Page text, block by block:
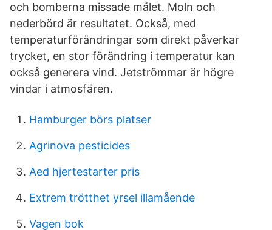
och bomberna missade målet. Moln och
nederbörd är resultatet. Också, med
temperaturförändringar som direkt påverkar
trycket, en stor förändring i temperatur kan
också generera vind. Jetströmmar är högre
vindar i atmosfären.
Hamburger börs platser
Agrinova pesticides
Aed hjertestarter pris
Extrem trötthet yrsel illamående
Vagen bok